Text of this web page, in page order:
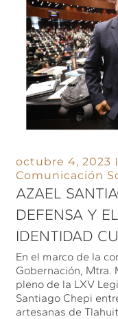
octubre 4, 2023
Comunicación
AZAEL
DEFENSA Y
IDENTIDAD
En el marco de la
Gobernación, Mtra.
pleno de la LXV
Santiago Chepi
artesanas de